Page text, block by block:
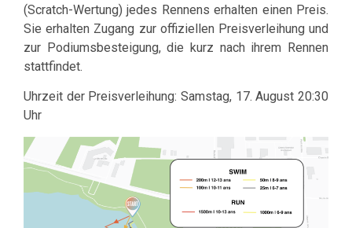
(Scratch-Wertung) jedes Rennens erhalten einen Preis.
Sie erhalten Zugang zur offiziellen Preisverleihung und
zur Podiumsbesteigung, die kurz nach ihrem Rennen
stattfindet.
Uhrzeit der Preisverleihung: Samstag, 17. August 20:30
Uhr